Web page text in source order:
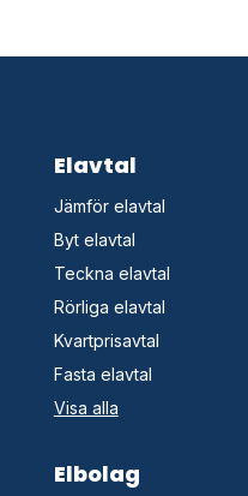
Elavtal
Jämför elavtal
Byt elavtal
Teckna elavtal
Rörliga elavtal
Kvartprisavtal
Fasta elavtal
Visa alla
Elbolag